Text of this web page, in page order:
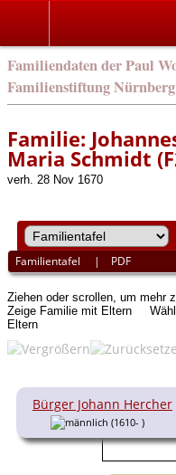
Familiendaten der Paul
Familienstiftung Nürnberg
Familie:
Maria Schmidt
verh. 28 Nov 1670
Familientafel | PDF
Ziehen oder scrollen, um mehr
Zeige Familie mit Eltern
Eltern
Bürger Johann Hercher
(1610- )